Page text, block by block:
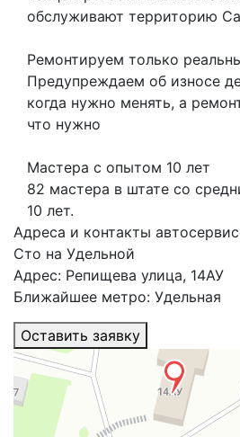
обслуживают территорию
Ремонтируем только
Предупреждаем об износе
когда нужно менять, а
что нужно
Мастера с опытом 10 лет
82 мастера в штате со
10 лет.
Адреса и контакты
Сто на Удельной
Адрес: Репищева улица, 14АУ
Ближайшее метро: Удельная
Оставить заявку